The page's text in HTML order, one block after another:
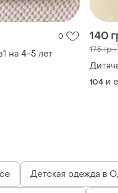
0
на 4-5 лет
140
175 грн
104 и
Детская одежда в